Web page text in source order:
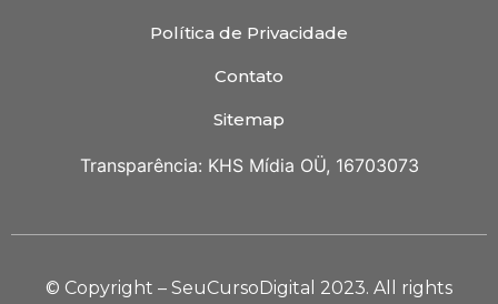
Política de Privacidade
Contato
Sitemap
Transparência: KHS Mídia OÜ, 16703073
© Copyright – SeuCursoDigital 2023. All rights